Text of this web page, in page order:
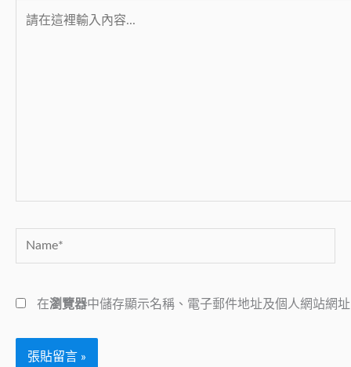
Name*
在瀏覽器中儲存顯示名稱、電子郵件地址及個人網站網